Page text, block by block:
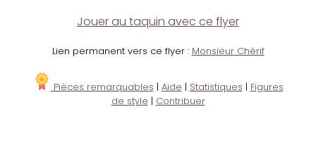
Jouer au taquin avec ce flyer
Lien permanent vers ce flyer : Monsieur Chérif
Pièces remarquables | Aide | Statistiques | Figures
de style | Contribuer